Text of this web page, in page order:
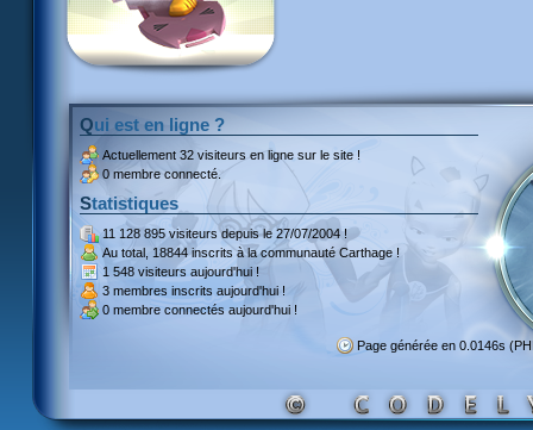
Qui est en ligne ?
Actuellement 32 visiteurs en ligne sur le site !
0 membre connecté.
Statistiques
11 128 895 visiteursdepuis le 27/07/2004 !
Au total, 18844 inscritsà la communauté Carthage !
1 548 visiteurs aujourd'hui !
3 membres inscrits aujourd'hui !
0 membre connectés aujourd'hui !
Page générée en 0.0146s